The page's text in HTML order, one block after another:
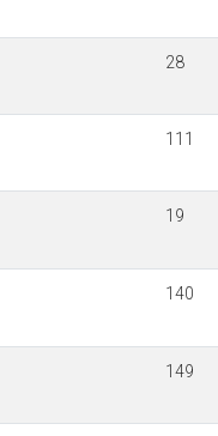
28
111
19
140
149